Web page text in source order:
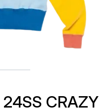
CRAZY